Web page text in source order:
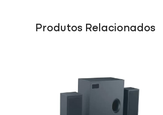
Produtos Relacionados